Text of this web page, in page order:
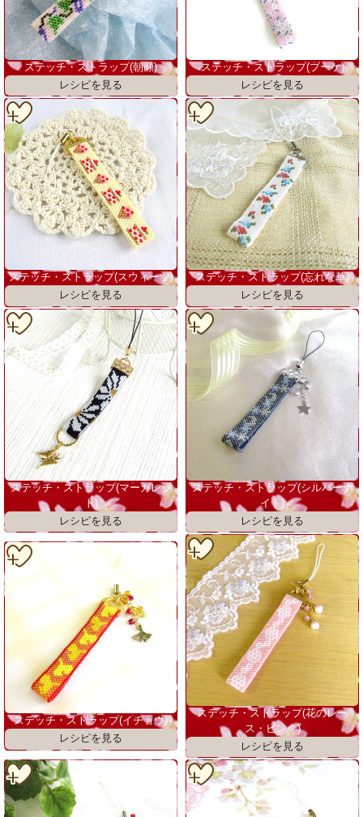
ステッチ・ストラップ(朝顔) ステッチ・ストラップ(ブーケ)
ステッチ・ストラップ(スウィーツ) ステッチ・ストラップ(忘れな草)
ステッチ・ストラップ(マーガレッ
ト)
ステッチ・ストラップ(シルバーナ
イト)
ステッチ・ストラップ(イチョウ)
ステッチ・ストラップ(花のレー
ス・ピンク)